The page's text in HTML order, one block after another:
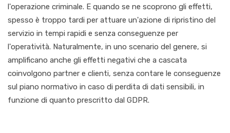
l'operazione criminale. E quando se ne scoprono gli effetti,
spesso è troppo tardi per attuare un'azione di ripristino del
servizio in tempi rapidi e senza conseguenze per
l'operatività. Naturalmente, in uno scenario del genere, si
amplificano anche gli effetti negativi che a cascata
coinvolgono partner e clienti, senza contare le conseguenze
sul piano normativo in caso di perdita di dati sensibili, in
funzione di quanto prescritto dal GDPR.